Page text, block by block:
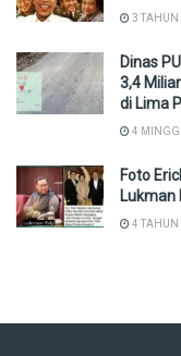
3 TAHUN
Dinas
3,4
di Lima
4
Foto
Lukman
4 TAHUN